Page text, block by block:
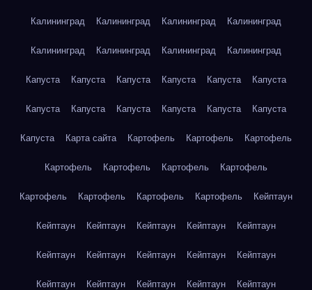
Калининград Калининград Калининград Калининград
Калининград Калининград Калининград Калининград
Капуста Капуста Капуста Капуста Капуста Капуста
Капуста Капуста Капуста Капуста Капуста Капуста
Капуста Карта сайта Картофель Картофель Картофель
Картофель Картофель Картофель Картофель
Картофель Картофель Картофель Картофель Кейптаун
Кейптаун Кейптаун Кейптаун Кейптаун Кейптаун
Кейптаун Кейптаун Кейптаун Кейптаун Кейптаун
Кейптаун Кейптаун Кейптаун Кейптаун Кейптаун